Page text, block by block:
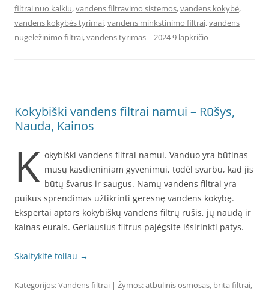
filtrai nuo kalkiu,vandens filtravimo sistemos,vandens kokybė,
vandens kokybės tyrimai,vandens minkstinimo filtrai,vandens
nugeležinimo filtrai,vandens tyrimas | 2024 9 lapkričio
Kokybiški vandens filtrai namui – Rūšys,
Nauda, Kainos
K okybiški vandens filtrai namui. Vanduo yra būtinas
mūsų kasdieniniam gyvenimui, todėl svarbu, kad jis
būtų švarus ir saugus. Namų vandens filtrai yra
puikus sprendimas užtikrinti geresnę vandens kokybę.
Ekspertai aptars kokybiškų vandens filtrų rūšis, jų naudą ir
kainas eurais. Geriausius filtrus pajėgsite išsirinkti patys.
Skaitykite toliau →
Kategorijos:Vandens filtrai | Žymos:atbulinis osmosas, brita filtrai,